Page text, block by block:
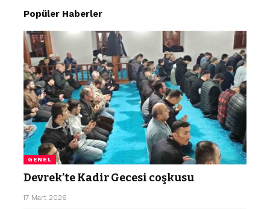
Popüler Haberler
GENEL
Devrek’te Kadir Gecesi coşkusu
17 Mart 2026